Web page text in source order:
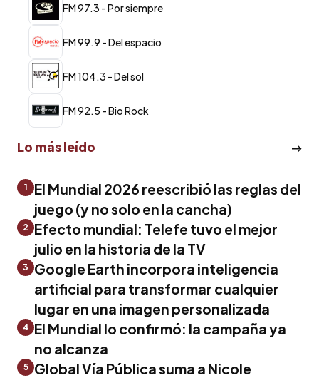
FM 97.3 - Por siempre
FM 99.9 - Del espacio
FM 104.3 - Del sol
FM 92.5 - Bio Rock
Lo más leído
1
El Mundial 2026 reescribió las reglas del
juego (y no solo en la cancha)
2
Efecto mundial: Telefe tuvo el mejor
julio en la historia de la TV
3
Google Earth incorpora inteligencia
artificial para transformar cualquier
lugar en una imagen personalizada
4 El Mundial lo confirmó: la campaña ya
no alcanza
5
Global Vía Pública suma a Nicole